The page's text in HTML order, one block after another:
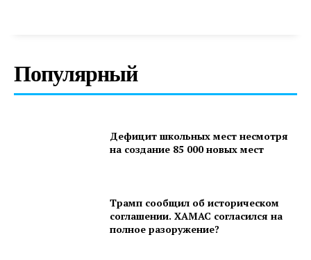
Популярный
Дефицит школьных мест несмотря
на создание 85 000 новых мест
Трамп сообщил об историческом
соглашении. ХАМАС согласился на
полное разоружение?